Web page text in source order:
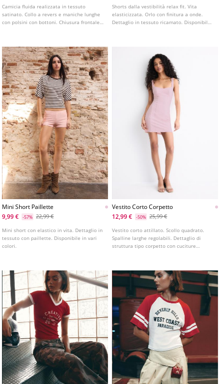
Camicia fluida realizzata in tessuto
satinato. Collo a revers e maniche lunghe
con polsini con bottoni. Chiusura frontale
Shorts dalla vestibilità relax fit. Vita
elasticizzata. Orlo con finitura a onde.
Dettaglio in tessuto ricamato. Disponibile
Mini Short Paillette
9,99 €
-57% 22,99 €
Mini short con elastico in vita. Dettaglio in
tessuto con paillette. Disponibile in vari
colori.
Vestito Corto Corpetto
12,99 €
-50% 25,99 €
Vestito corto attillato. Scollo quadrato.
Spalline larghe regolabili. Dettaglio di
struttura tipo corpetto con cuciture